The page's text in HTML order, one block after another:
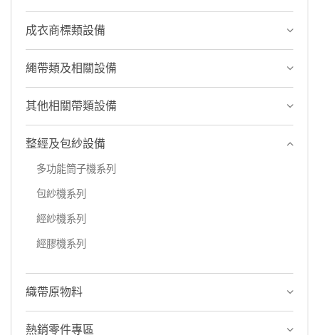
成衣商標類設備
繩帶類及相關設備
其他相關帶類設備
整經及包紗設備
多功能筒子機系列
包紗機系列
經紗機系列
經膠機系列
織帶原物料
熱銷零件專區